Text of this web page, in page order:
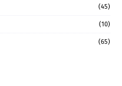
(45)
(10)
(65)